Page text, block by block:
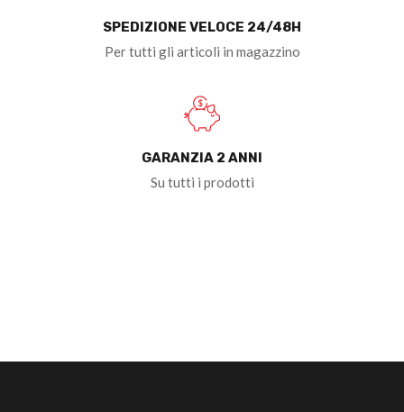
SPEDIZIONE VELOCE 24/48H
Per tutti gli articoli in magazzino
GARANZIA 2 ANNI
Su tutti i prodotti